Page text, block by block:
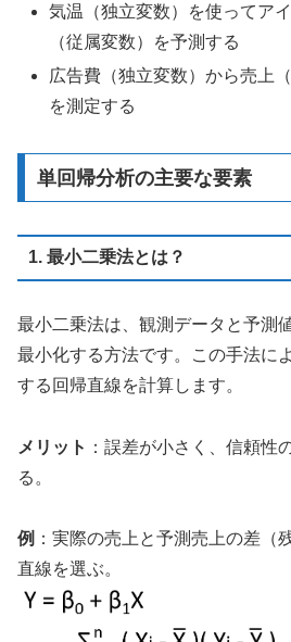
気温（独立変数）を使ってア
（従属変数）を予測する
広告費（独立変数）から売上
を測定する
単回帰分析の主要な要素
1. 最小二乗法とは？
最小二乗法は、観測データと予測
最小化する方法です。この手法に
する回帰直線を計算します。
メリット ： 誤差が小さく、信頼性
る。
例 ： 実際の売上と予測売上の差（
直線を選ぶ。